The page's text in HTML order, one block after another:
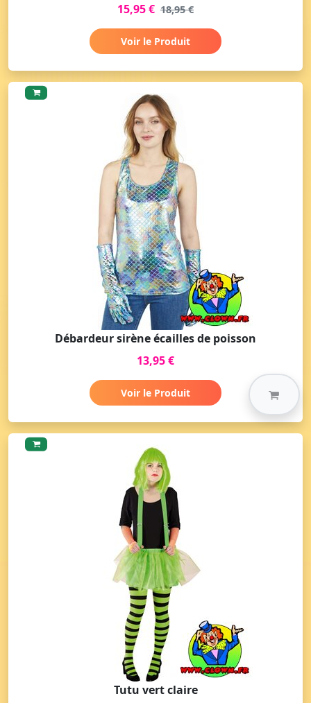
15,95 € 18,95 €
Voir le Produit
Débardeur sirène écailles de poisson
13,95 €
Voir le Produit
Tutu vert claire